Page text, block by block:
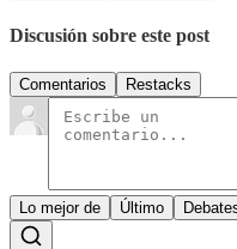
Discusión sobre este post
Comentarios Restacks
Lo mejor de Último